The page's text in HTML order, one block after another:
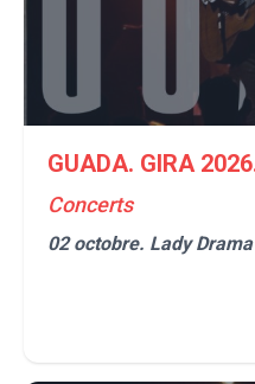
GUADA. GIRA
Concerts
02 octobre. Lady